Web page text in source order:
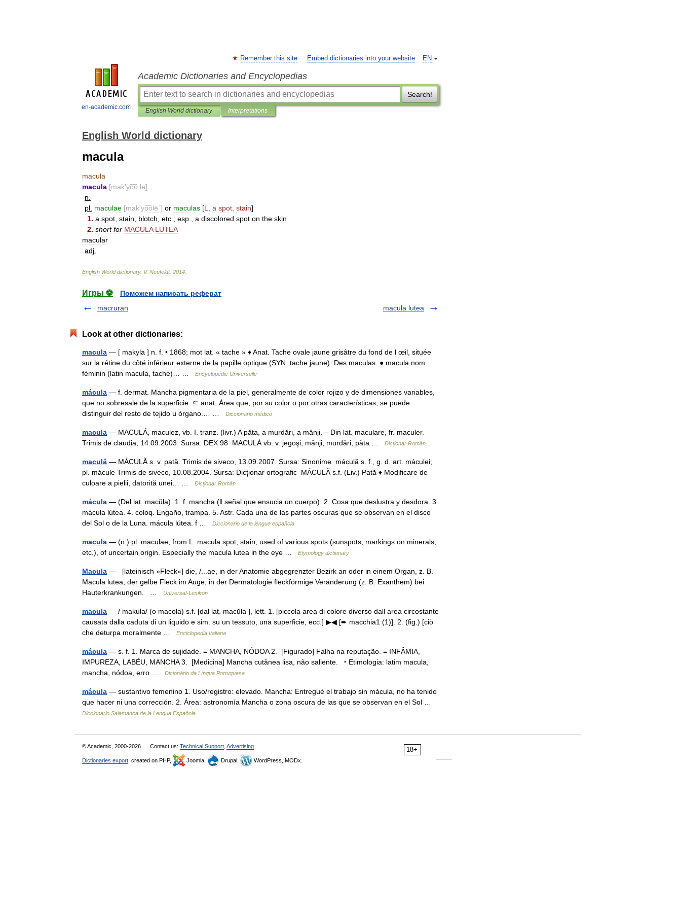
en-academic.com
EN
Remember this site Embed dictionaries into your website
Academic Dictionaries and Encyclopedias
Search!
English World dictionary Interpretations
English World dictionary
macula
macula
macula [mak′yo͞o lə]
n
pl maculae [mak′yo͞olē΄] or maculas [L a spot stain]
1. a spot stain blotch etc .; esp a discolored spot on the skin
2. short for MACULA LUTEA
macular
adj
English World dictionary. V. Neufeldt. 2014
Игры ⚽
Поможем написать реферат
macruran
macula lutea
Look at other dictionaries:
macula — [ makyla ] n. f. • 1868; mot lat. « tache » ♦ Anat. Tache ovale jaune grisâtre du fond de l œil, située
sur la rétine du côté inférieur externe de la papille optique (SYN. tache jaune). Des maculas. ● macula nom
féminin (latin macula, tache)… …
Encyclopédie Universelle
mácula — f. dermat. Mancha pigmentaria de la piel, generalmente de color rojizo y de dimensiones variables,
que no sobresale de la superficie. ⊆ anat. Área que, por su color o por otras características, se puede
distinguir del resto de tejido u órgano.… …
Diccionario médico
macula — MACULÁ, maculez, vb. I. tranz. (livr.) A păta, a murdări, a mânji. – Din lat. maculare, fr. maculer.
Trimis de claudia, 14.09.2003. Sursa: DEX 98 MACULÁ vb. v. jegoşi, mânji, murdări, păta …
Dicționar Român
maculă — MÁCULĂ s. v. pată. Trimis de siveco, 13.09.2007. Sursa: Sinonime máculă s. f., g. d. art. máculei;
pl. mácule Trimis de siveco, 10.08.2004. Sursa: Dicţionar ortografic MÁCULĂ s.f. (Liv.) Pată ♦ Modificare de
culoare a pielii, datorită unei… …
Dicționar Român
mácula — (Del lat. macŭla). 1. f. mancha (ǁ señal que ensucia un cuerpo). 2. Cosa que deslustra y desdora. 3.
mácula lútea. 4. coloq. Engaño, trampa. 5. Astr. Cada una de las partes oscuras que se observan en el disco
del Sol o de la Luna. mácula lútea. f …
Diccionario de la lengua española
macula — (n.) pl. maculae, from L. macula spot, stain, used of various spots (sunspots, markings on minerals,
etc.), of uncertain origin. Especially the macula lutea in the eye …
Etymology dictionary
Macula — [lateinisch »Fleck«] die, /...ae, in der Anatomie abgegrenzter Bezirk an oder in einem Organ, z. B.
Macula lutea, der gelbe Fleck im Auge; in der Dermatologie fleckförmige Veränderung (z. B. Exanthem) bei
Hauterkrankungen. …
Universal-Lexikon
macula — / makula/ (o macola) s.f. [dal lat. macŭla ], lett. 1. [piccola area di colore diverso dall area circostante
causata dalla caduta di un liquido e sim. su un tessuto, una superficie, ecc.] ▶◀ [➨ macchia1 (1)]. 2. (fig.) [ciò
che deturpa moralmente …
Enciclopedia Italiana
mácula — s. f. 1. Marca de sujidade. = MANCHA, NÓDOA 2. [Figurado] Falha na reputação. = INFÂMIA,
IMPUREZA, LABÉU, MANCHA 3. [Medicina] Mancha cutânea lisa, não saliente. ‣ Etimologia: latim macula,
mancha, nódoa, erro …
Dicionário da Língua Portuguesa
mácula — sustantivo femenino 1. Uso/registro: elevado. Mancha: Entregué el trabajo sin mácula, no ha tenido
que hacer ni una corrección. 2. Área: astronomía Mancha o zona oscura de las que se observan en el Sol …
Diccionario Salamanca de la Lengua Española
18+
© Academic, 2000-2026 Contact us: Technical Support Advertising
Dictionaries export , created on PHP, Joomla, Drupal, WordPress, MODx.